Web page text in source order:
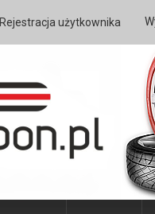
Rejestracja użytkownika